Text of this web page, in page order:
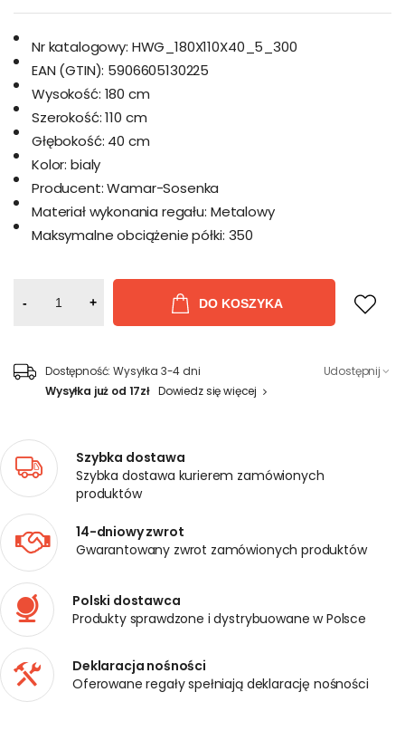
Nr katalogowy: HWG_180X110X40_5_300
EAN (GTIN): 5906605130225
Wysokość: 180 cm
Szerokość: 110 cm
Głębokość: 40 cm
Kolor: bialy
Producent: Wamar-Sosenka
Materiał wykonania regału: Metalowy
Maksymalne obciążenie półki: 350
- + DO KOSZYKA
Dostępność: Wysyłka 3-4 dni
Wysyłka już od 17zł Dowiedz się więcej
Udostępnij
Szybka dostawa
Szybka dostawa kurierem zamówionych
produktów
14-dniowy zwrot
Gwarantowany zwrot zamówionych produktów
Polski dostawca
Produkty sprawdzone i dystrybuowane w Polsce
Deklaracja nośności
Oferowane regały spełniają deklarację nośności